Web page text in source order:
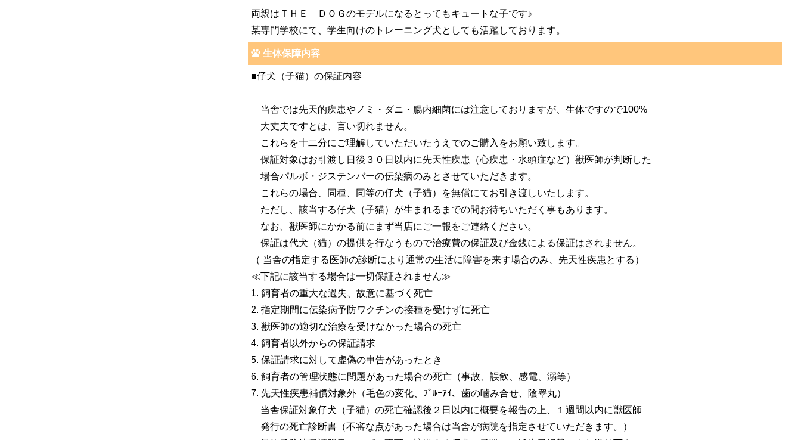
両親はＴＨＥ ＤＯＧのモデルになるとってもキュートな子です♪
某専門学校にて、学生向けのトレーニング犬としても活躍しております。
生体保障内容
■仔犬（子猫）の保証内容
当舎では先天的疾患やノミ・ダニ・腸内細菌には注意しておりますが、生体ですので100%
大丈夫ですとは、言い切れません。
これらを十二分にご理解していただいたうえでのご購入をお願い致します。
保証対象はお引渡し日後３０日以内に先天性疾患（心疾患・水頭症など）獣医師が判断した
場合パルボ・ジステンバーの伝染病のみとさせていただきます。
これらの場合、同種、同等の仔犬（子猫）を無償にてお引き渡しいたします。
ただし、該当する仔犬（子猫）が生まれるまでの間お待ちいただく事もあります。
なお、獣医師にかかる前にまず当店にご一報をご連絡ください。
保証は代犬（猫）の提供を行なうもので治療費の保証及び金銭による保証はされません。
（ 当舎の指定する医師の診断により通常の生活に障害を来す場合のみ、先天性疾患とする）
≪下記に該当する場合は一切保証されません≫
1. 飼育者の重大な過失、故意に基づく死亡
2. 指定期間に伝染病予防ワクチンの接種を受けずに死亡
3. 獣医師の適切な治療を受けなかった場合の死亡
4. 飼育者以外からの保証請求
5. 保証請求に対して虚偽の申告があったとき
6. 飼育者の管理状態に問題があった場合の死亡（事故、誤飲、感電、溺等）
7. 先天性疾患補償対象外（毛色の変化、ﾌﾞﾙｰｱｲ、歯の噛み合せ、陰睾丸）
当舎保証対象仔犬（子猫）の死亡確認後２日以内に概要を報告の上、１週間以内に獣医師
発行の死亡診断書（不審な点があった場合は当舎が病院を指定させていただきます。）